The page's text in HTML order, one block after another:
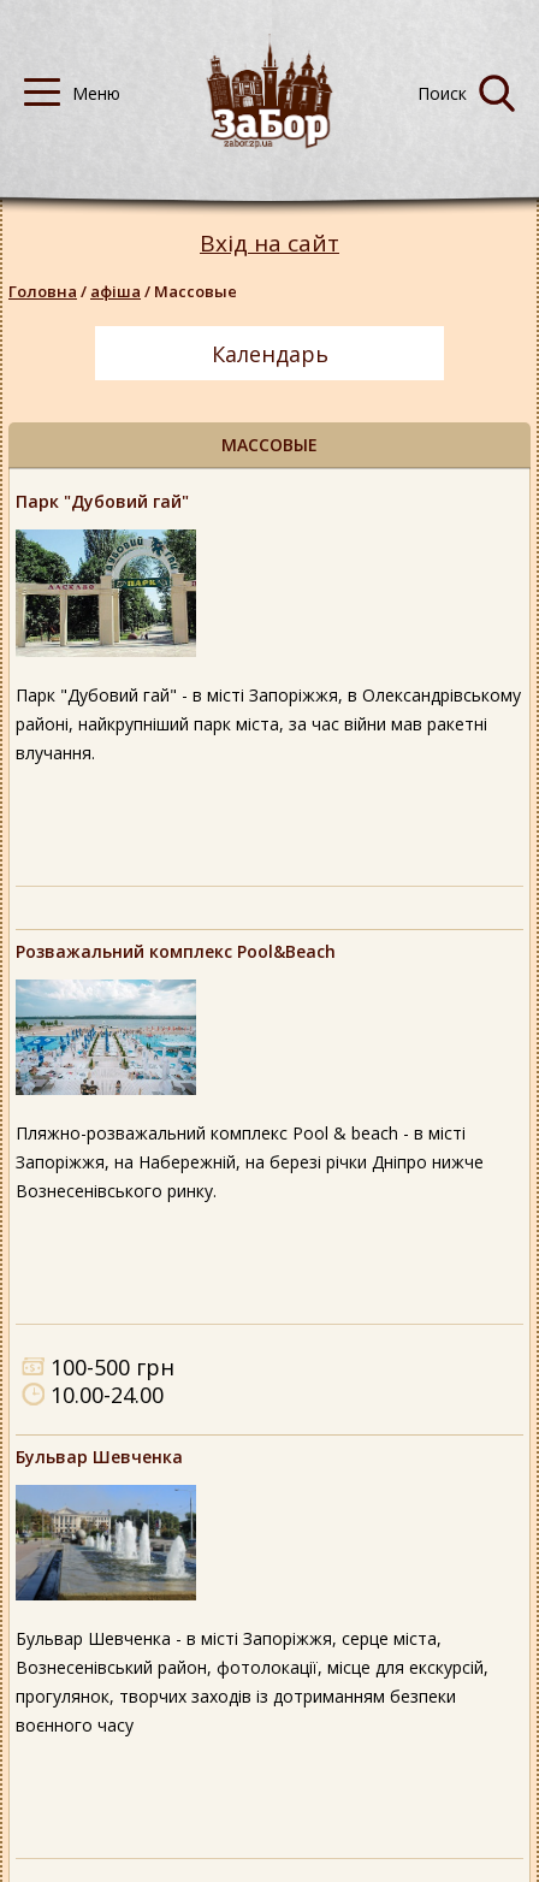
МАССОВЫЕ
Парк "Дубовий гай"
Парк "Дубовий гай" - в місті Запоріжжя, в Олександрівському
районі, найкрупніший парк міста, за час війни мав ракетні
влучання.
Розважальний комплекс Pool&Beach
Пляжно-розважальний комплекс Pool & beach - в місті
Запоріжжя, на Набережній, на березі річки Дніпро нижче
Вознесенівського ринку.
100-500 грн
10.00-24.00
Бульвар Шевченка
Бульвар Шевченка - в місті Запоріжжя, серце міста,
Вознесенівський район, фотолокації, місце для екскурсій,
прогулянок, творчих заходів із дотриманням безпеки
воєнного часу
Вхід на сайт
Головна / афіша / Массовые
Календарь